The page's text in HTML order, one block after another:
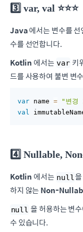
3️⃣ var, val ⭐️⭐️⭐️
Java에서는 변수를 선
수를 선언합니다.
Kotlin 에서는 var 키
드를 사용하여 불변 변
var name = "변경
val
4️⃣ Nullable,
Kotlin 에서는 null
하지 않는 Non-
null 을 허용하는 변
수 있습니다.